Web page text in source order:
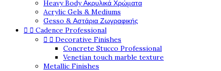
Heavy Body Ακρυλικά Χρώματα
Acrylic Gels & Mediums
Gesso & Αστάρια Ζωγραφικής
  Cadence Professional
  Decorative Finishes
Concrete Stucco Professional
Venetian touch marble texture
Metallic Finishes